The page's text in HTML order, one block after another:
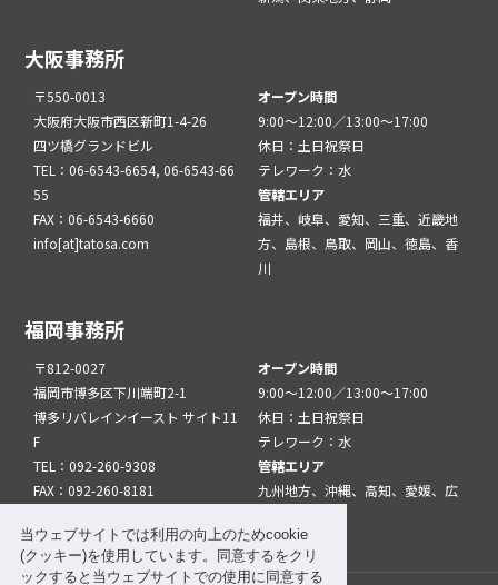
当ウェブサイトでは利用の向上のためcookie
(クッキー)を使用しています。同意するをクリ
ックすると当ウェブサイトでの使用に同意する
大阪事務所
〒550-0013
大阪府大阪市西区新町1-4-26
四ツ橋グランドビル
TEL：06-6543-6654, 06-6543-66
55
FAX：06-6543-6660
info[at]tatosa.com
オープン時間
9:00～12:00／13:00～17:00
休日：土日祝祭日
テレワーク：水
管轄エリア
福井、岐阜、愛知、三重、近畿地
方、島根、鳥取、岡山、徳島、香
川
福岡事務所
〒812-0027
福岡市博多区下川端町2-1
博多リバレインイースト サイト11
F
TEL：092-260-9308
FAX：092-260-8181
オープン時間
9:00～12:00／13:00～17:00
休日：土日祝祭日
テレワーク：水
管轄エリア
九州地方、沖縄、高知、愛媛、広